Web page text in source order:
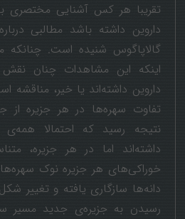
تقریبا هر کس آشنایی مختصری
داروین داشته باشد مطالبی
گالاپاگوس شنیده است. چنانکه
اینکه این مشاهدات چنان نقش
داروین داشته‌اند یا خیر،
تفاوت سهره‌ها در هر جزیره از
نتیجه رسید که احتمالا
داشته‌اند اما در هر جزیره،
خوراکی‌های هر جزیره نوک
دانه‌ها سازگاری یافته و تغییر
رسیدن به جزیره‌ی جدید مسیر